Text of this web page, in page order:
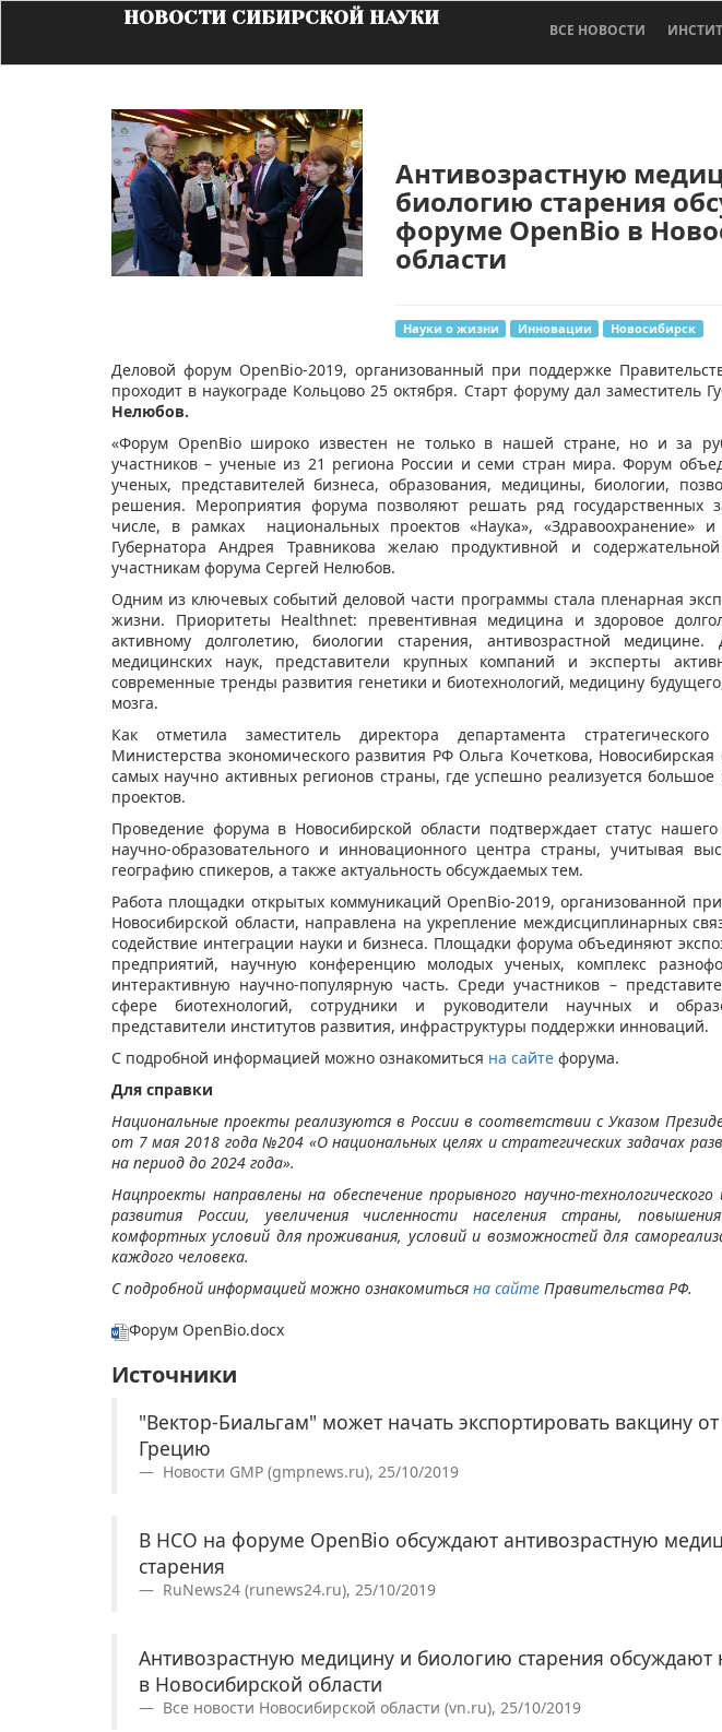
НОВОСТИ СИБИРСКОЙ НАУКИ
ВСЕ НОВОСТИ
Антивозрастную
биологию старения
форуме OpenBio в
области
Науки о жизни Инновации Новосибирск
​​Деловой форум OpenBio-2019, организованный при поддержке
проходит в наукограде Кольцово 25 октября. Старт форуму дал заместитель
Нелюбов.
«Форум OpenBio широко известен не только в нашей стране, но и за
участников – ученые из 21 региона России и семи стран мира. Форум
ученых, представителей бизнеса, образования, медицины, биологии,
решения. Мероприятия форума позволяют решать ряд государственных
числе, в рамках национальных проектов «Наука», «Здравоохранение»
Губернатора Андрея Травникова желаю продуктивной и
участникам форума Сергей Нелюбов.
Одним из ключевых событий деловой части программы стала пленарная
жизни. Приоритеты Healthnet: превентивная медицина и здоровое
активному долголетию, биологии старения, антивозрастной медицине.
медицинских наук, представители крупных компаний и эксперты
современные тренды развития генетики и биотехнологий, медицину
мозга.
Как отметила заместитель директора департамента
Министерства экономического развития РФ Ольга Кочеткова,
самых научно активных регионов страны, где успешно реализуется большое
проектов.
Проведение форума в Новосибирской области подтверждает статус
научно-образовательного и инновационного центра страны, учитывая
географию спикеров, а также актуальность обсуждаемых тем.
Работа площадки открытых коммуникаций OpenBio-2019, организованной
Новосибирской области, направлена на укрепление междисциплинарных
содействие интеграции науки и бизнеса. Площадки форума объединяют
предприятий, научную конференцию молодых ученых, комплекс
интерактивную научно-популярную часть. Среди участников –
сфере биотехнологий, сотрудники и руководители научных и
представители институтов развития, инфраструктуры поддержки инноваций.
С подробной информацией можно ознакомиться на сайте форума.
Для справки
Национальные проекты реализуются в России в соответствии с Указом
от 7 мая 2018 года №204 «О национальных целях и стратегических задачах
на период до 2024 года».
Нацпроекты направлены на обеспечение прорывного научно-технологического
развития России, увеличения численности населения страны,
комфортных условий для проживания, условий и возможностей для
каждого человека.
С подробной информацией можно ознакомиться на сайте Правительства РФ.
Форум OpenBio.docx
Источники
"Вектор-Биальгам" может начать экспортировать вакцину
Грецию
Новости GMP (gmpnews.ru), 25/10/2019
В НСО на форуме OpenBio обсуждают антивозрастную
старения
RuNews24 (runews24.ru), 25/10/2019
Антивозрастную медицину и биологию старения
в Новосибирской области
Все новости Новосибирской области (vn.ru), 25/10/2019